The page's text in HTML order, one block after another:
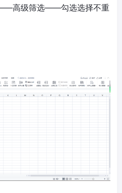
高级筛选——勾选选择不重